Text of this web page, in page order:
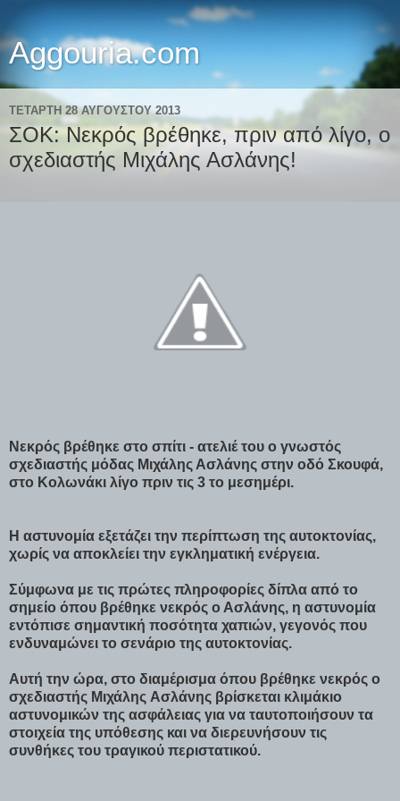
Aggouria.com
ΤΕΤΆΡΤΗ 28 ΑΥΓΟΎΣΤΟΥ 2013
ΣΟΚ: Νεκρός βρέθηκε, πριν από λίγο, ο
σχεδιαστής Μιχάλης Ασλάνης!
Νεκρός βρέθηκε στο σπίτι - ατελιέ του ο γνωστός
σχεδιαστής μόδας Μιχάλης Ασλάνης στην οδό Σκουφά,
στο Κολωνάκι λίγο πριν τις 3 το μεσημέρι.
Η αστυνομία εξετάζει την περίπτωση της αυτοκτονίας,
χωρίς να αποκλείει την εγκληματική ενέργεια.
Σύμφωνα με τις πρώτες πληροφορίες δίπλα από το
σημείο όπου βρέθηκε νεκρός ο Ασλάνης, η αστυνομία
εντόπισε σημαντική ποσότητα χαπιών, γεγονός που
ενδυναμώνει το σενάριο της αυτοκτονίας.
Αυτή την ώρα, στο διαμέρισμα όπου βρέθηκε νεκρός ο
σχεδιαστής Μιχάλης Ασλάνης βρίσκεται κλιμάκιο
αστυνομικών της ασφάλειας για να ταυτοποιήσουν τα
στοιχεία της υπόθεσης και να διερευνήσουν τις
συνθήκες του τραγικού περιστατικού.